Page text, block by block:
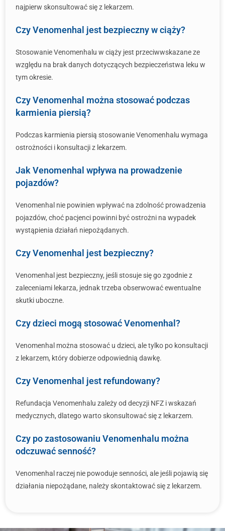
najpierw skonsultować się z lekarzem.
Czy Venomenhal jest bezpieczny w ciąży?
Stosowanie Venomenhalu w ciąży jest przeciwwskazane ze
względu na brak danych dotyczących bezpieczeństwa leku w
tym okresie.
Czy Venomenhal można stosować podczas
karmienia piersią?
Podczas karmienia piersią stosowanie Venomenhalu wymaga
ostrożności i konsultacji z lekarzem.
Jak Venomenhal wpływa na prowadzenie
pojazdów?
Venomenhal nie powinien wpływać na zdolność prowadzenia
pojazdów, choć pacjenci powinni być ostrożni na wypadek
wystąpienia działań niepożądanych.
Czy Venomenhal jest bezpieczny?
Venomenhal jest bezpieczny, jeśli stosuje się go zgodnie z
zaleceniami lekarza, jednak trzeba obserwować ewentualne
skutki uboczne.
Czy dzieci mogą stosować Venomenhal?
Venomenhal można stosować u dzieci, ale tylko po konsultacji
z lekarzem, który dobierze odpowiednią dawkę.
Czy Venomenhal jest refundowany?
Refundacja Venomenhalu zależy od decyzji NFZ i wskazań
medycznych, dlatego warto skonsultować się z lekarzem.
Czy po zastosowaniu Venomenhalu można
odczuwać senność?
Venomenhal raczej nie powoduje senności, ale jeśli pojawią się
działania niepożądane, należy skontaktować się z lekarzem.